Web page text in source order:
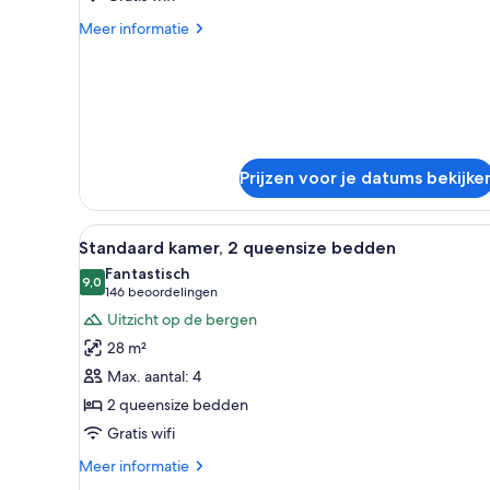
Meer informatie
Meer
Prijzen voor je datums
Alle
foto's
voor
Standaard
kamer,
2
queensize
bedden
laden
Een hotelkamer met twee
6
Standaard kamer, 2 queensize bedden
9,09,0 van 10
Fantastisch
146 beoordelingen
(146
beoordelingen)
Uitzicht op de bergen
28 m²
Max. aantal: 4
2 queensize bedden
Gratis wifi
Meer informatie
Meer